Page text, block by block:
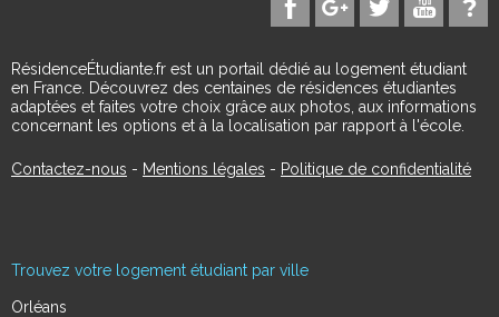
RésidenceÉtudiante.fr est un portail dédié au logement étudiant
en France. Découvrez des centaines de résidences étudiantes
adaptées et faites votre choix grâce aux photos, aux informations
concernant les options et à la localisation par rapport à l'école.
Contactez-nous - Mentions légales - Politique de confidentialité
Trouvez votre logement étudiant par ville
Orléans